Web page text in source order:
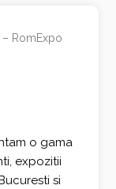
RomExpo
o gama
expozitii
si